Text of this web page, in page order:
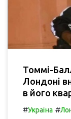
Томмі-
Лондоні
в його
#Україна #